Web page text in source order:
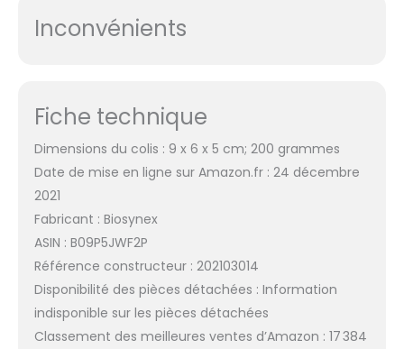
Inconvénients
Fiche technique
Dimensions du colis : 9 x 6 x 5 cm; 200 grammes
Date de mise en ligne sur Amazon.fr : 24 décembre
2021
Fabricant : Biosynex
ASIN : B09P5JWF2P
Référence constructeur : 202103014
Disponibilité des pièces détachées : Information
indisponible sur les pièces détachées
Classement des meilleures ventes d’Amazon : 17 384